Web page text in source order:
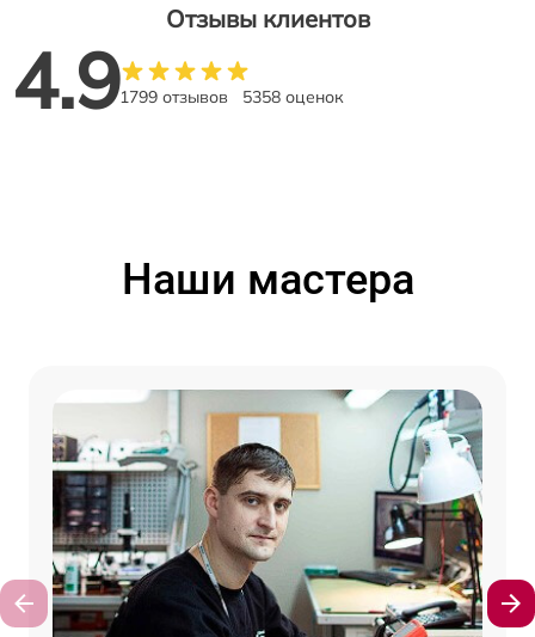
Отзывы клиентов
4.91799 отзывов 5358 оценок
Наши мастера